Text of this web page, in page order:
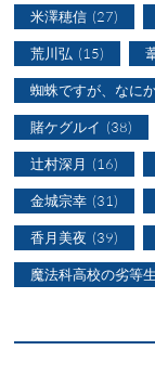
米澤穂信 (27)
荒川弘 (15)
蜘蛛ですが、なに
賭ケグルイ (38)
辻村深月 (16)
金城宗幸 (31)
香月美夜 (39)
魔法科高校の劣等生